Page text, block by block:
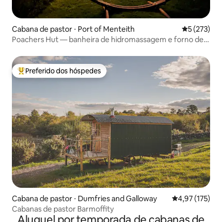
Cabana de pastor ⋅ Port of Menteith 5 de uma
5 (273)
Poachers Hut — banheira de hidromassagem e forno de
Entre os melhores preferidos dos hóspedes
Preferido dos hóspedes
Cabana de pastor ⋅ Dumfries and Galloway 4,97 de uma
4,97 (175)
Cabanas de pastor Barmoffity